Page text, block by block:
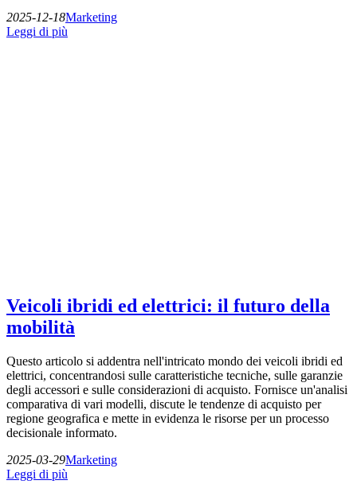
2025-12-18Marketing
Leggi di più
Veicoli ibridi ed elettrici: il futuro della
mobilità
Questo articolo si addentra nell'intricato mondo dei veicoli ibridi ed
elettrici, concentrandosi sulle caratteristiche tecniche, sulle garanzie
degli accessori e sulle considerazioni di acquisto. Fornisce un'analisi
comparativa di vari modelli, discute le tendenze di acquisto per
regione geografica e mette in evidenza le risorse per un processo
decisionale informato.
2025-03-29Marketing
Leggi di più